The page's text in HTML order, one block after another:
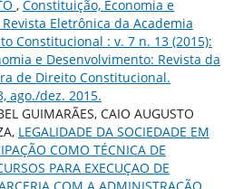
, Constituição, Economia e
Eletrônica da Academia
Constitucional : v. 7 n. 13 (2015):
e Desenvolvimento: Revista da
de Direito Constitucional.
ago./dez. 2015.
GUIMARÃES, CAIO AUGUSTO
LEGALIDADE DA SOCIEDADE EM
COMO TÉCNICA DE
PARA EXECUÇAO DE